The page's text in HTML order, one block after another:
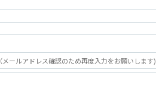
（メールアドレス確認のため再度入力をお願いします)